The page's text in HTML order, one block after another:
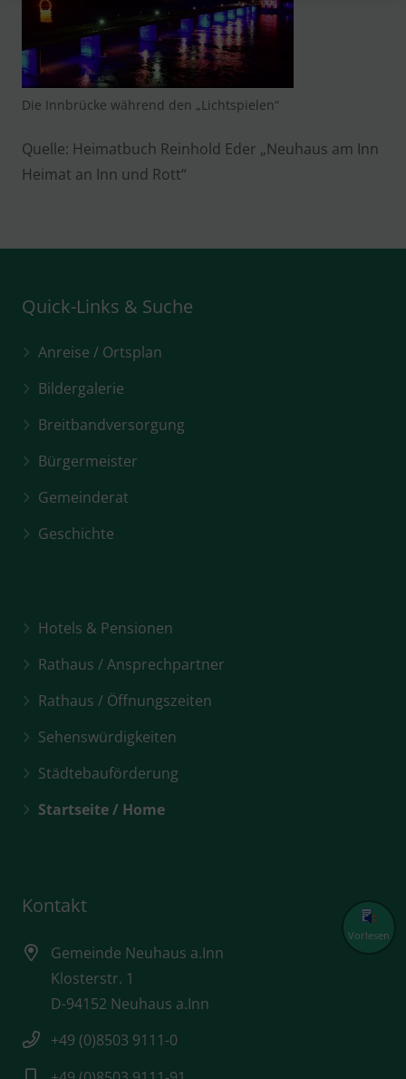
Vorlesen
Die Innbrücke während den „Lichtspielen“
Quelle: Heimatbuch Reinhold Eder „Neuhaus am Inn
Heimat an Inn und Rott“
Quick-Links & Suche
Anreise / Ortsplan
Bildergalerie
Breitbandversorgung
Bürgermeister
Gemeinderat
Geschichte
Hotels & Pensionen
Rathaus / Ansprechpartner
Rathaus / Öffnungszeiten
Sehenswürdigkeiten
Städtebauförderung
Startseite / Home
Kontakt
Gemeinde Neuhaus a.Inn
Klosterstr. 1
D-94152 Neuhaus a.Inn
+49 (0)8503 9111-0